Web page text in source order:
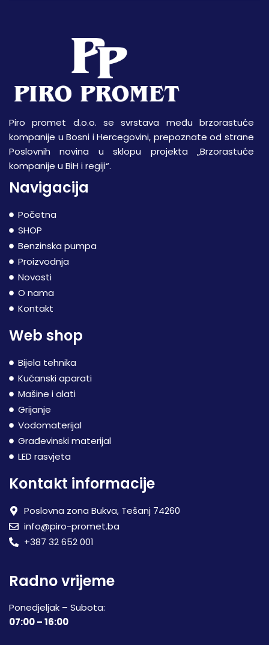
Piro promet d.o.o. se svrstava među brzorastuće
kompanije u Bosni i Hercegovini, prepoznate od strane
Poslovnih novina u sklopu projekta „Brzorastuće
kompanije u BiH i regiji“.
Navigacija
Početna
SHOP
Benzinska pumpa
Proizvodnja
Novosti
O nama
Kontakt
Web shop
Bijela tehnika
Kućanski aparati
Mašine i alati
Grijanje
Vodomaterijal
Građevinski materijal
LED rasvjeta
Kontakt informacije
Poslovna zona Bukva, Tešanj 74260
info@piro-promet.ba
+387 32 652 001
Radno vrijeme
Ponedjeljak – Subota:
07:00 – 16:00